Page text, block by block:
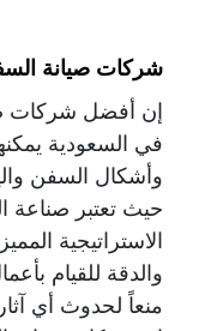
شركات صيانة
إن أفضل شركات
في السعودية
وأشكال السفن
حيث تعتبر صناعة
الاستراتيجية
والدقة للقيام
منعاً لحدوث أي